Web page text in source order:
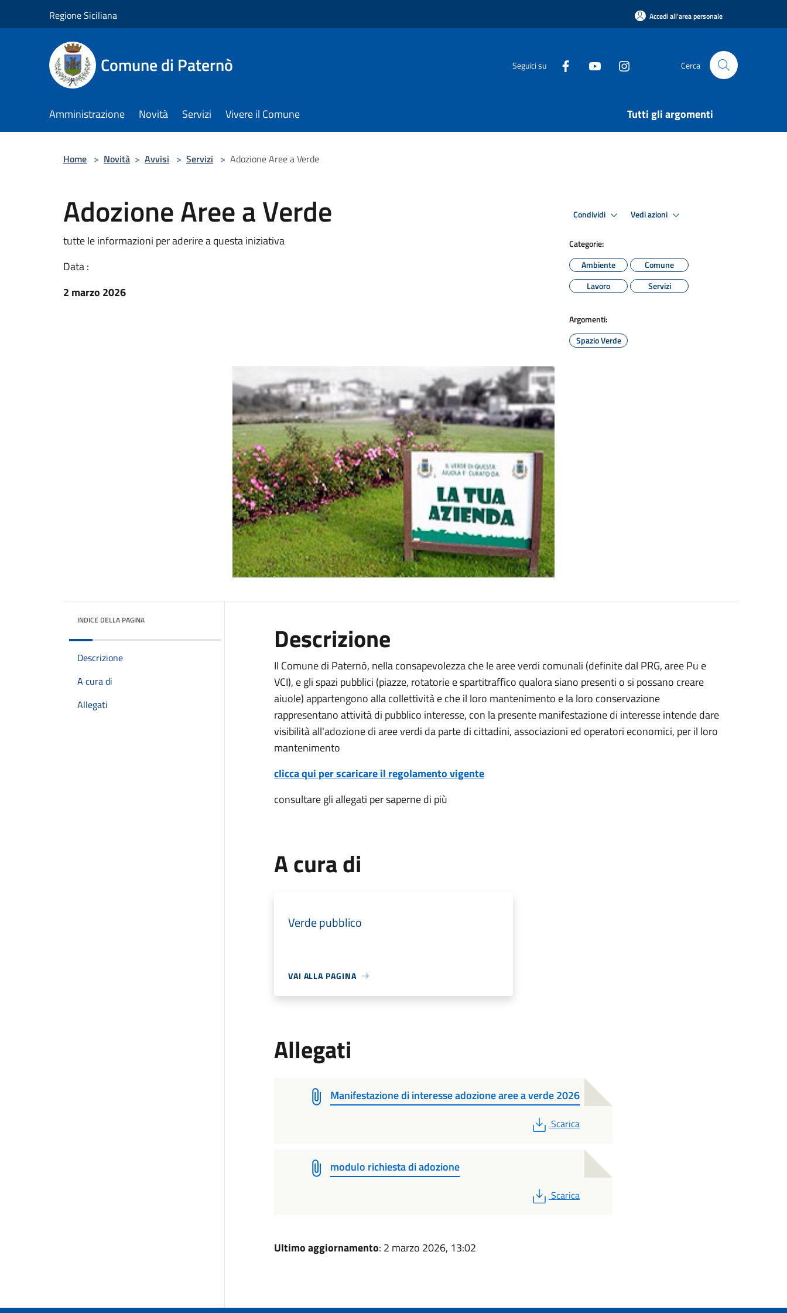
Regione Siciliana Accedi all'area personale
Comune di Paternò Seguici su Cerca
Amministrazione Novità Servizi Vivere il Comune Tutti gli argomenti
Home > Novità > Avvisi > Servizi > Adozione Aree a Verde
Adozione Aree a Verde
tutte le informazioni per aderire a questa iniziativa
Data :
2 marzo 2026
Condividi Vedi azioni
Categorie:
Ambiente
Comune
Lavoro
Servizi
Argomenti:
Spazio Verde
INDICE DELLA PAGINA
Descrizione
A cura di
Allegati
Descrizione
Il Comune di Paternò, nella consapevolezza che le aree verdi comunali (definite dal PRG, aree Pu e
VCI), e gli spazi pubblici (piazze, rotatorie e spartitraffico qualora siano presenti o si possano creare
aiuole) appartengono alla collettività e che il loro mantenimento e la loro conservazione
rappresentano attività di pubblico interesse, con la presente manifestazione di interesse intende dare
visibilità all'adozione di aree verdi da parte di cittadini, associazioni ed operatori economici, per il loro
mantenimento
clicca qui per scaricare il regolamento vigente
consultare gli allegati per saperne di più
A cura di
Verde pubblico
VAI ALLA PAGINA
Allegati
Manifestazione di interesse adozione aree a verde 2026
PDF
Scarica
modulo richiesta di adozione
PDF
Scarica
Ultimo aggiornamento: 2 marzo 2026, 13:02